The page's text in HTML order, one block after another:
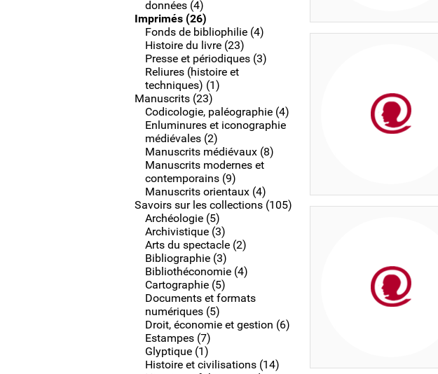
données (4)
Imprimés (26)
Fonds de bibliophilie (4)
Histoire du livre (23)
Presse et périodiques (3)
Reliures (histoire et
techniques) (1)
Manuscrits (23)
Codicologie, paléographie (4)
Enluminures et iconographie
médiévales (2)
Manuscrits médiévaux (8)
Manuscrits modernes et
contemporains (9)
Manuscrits orientaux (4)
Savoirs sur les collections (105)
Archéologie (5)
Archivistique (3)
Arts du spectacle (2)
Bibliographie (3)
Bibliothéconomie (4)
Cartographie (5)
Documents et formats
numériques (5)
Droit, économie et gestion (6)
Estampes (7)
Glyptique (1)
Histoire et civilisations (14)